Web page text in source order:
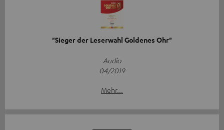
"Sieger der Leserwahl Goldenes Ohr"
Audio
04/2019
Mehr...